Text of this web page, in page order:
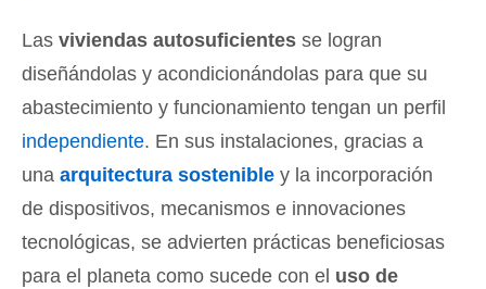
Las viviendas autosuficientes se logran
diseñándolas y acondicionándolas para que su
abastecimiento y funcionamiento tengan un perfil
independiente. En sus instalaciones, gracias a
una arquitectura sostenible y la incorporación
de dispositivos, mecanismos e innovaciones
tecnológicas, se advierten prácticas beneficiosas
para el planeta como sucede con el uso de